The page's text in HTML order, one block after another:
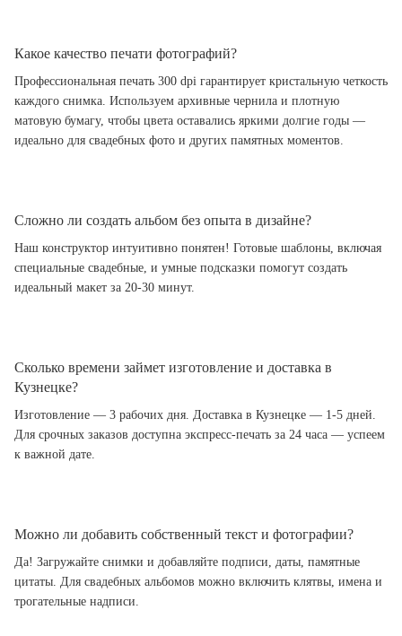
Какое качество печати фотографий?
Профессиональная печать 300 dpi гарантирует кристальную четкость
каждого снимка. Используем архивные чернила и плотную
матовую бумагу, чтобы цвета оставались яркими долгие годы —
идеально для свадебных фото и других памятных моментов.
Сложно ли создать альбом без опыта в дизайне?
Наш конструктор интуитивно понятен! Готовые шаблоны, включая
специальные свадебные, и умные подсказки помогут создать
идеальный макет за 20-30 минут.
Сколько времени займет изготовление и доставка в
Кузнецке?
Изготовление — 3 рабочих дня. Доставка в Кузнецке — 1-5 дней.
Для срочных заказов доступна экспресс-печать за 24 часа — успеем
к важной дате.
Можно ли добавить собственный текст и фотографии?
Да! Загружайте снимки и добавляйте подписи, даты, памятные
цитаты. Для свадебных альбомов можно включить клятвы, имена и
трогательные надписи.